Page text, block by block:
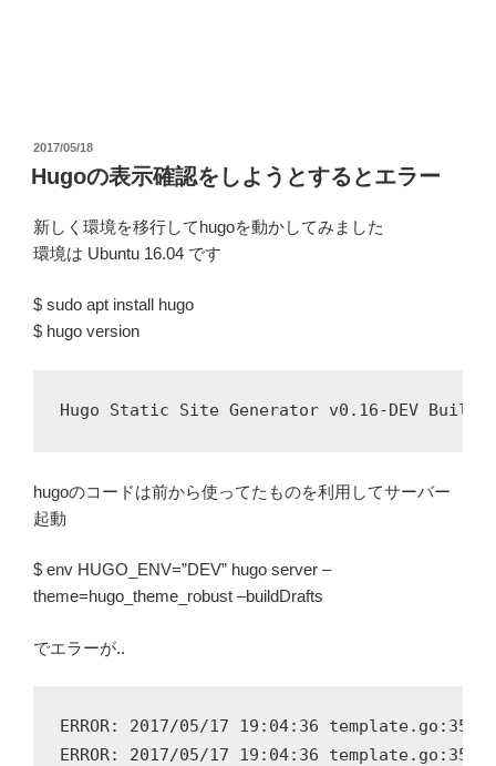
投
稿
日:
2017/05/18
Hugoの表示確認をしようとするとエラー
新しく環境を移行してhugoを動かしてみました
環境は Ubuntu 16.04 です
$ sudo apt install hugo
$ hugo version
hugoのコードは前から使ってたものを利用してサーバー
起動
$ env HUGO_ENV=”DEV” hugo server –
theme=hugo_theme_robust –buildDrafts
でエラーが..
ERROR: 2017/05/17 19:04:36
ERROR: 2017/05/17 19:04:36